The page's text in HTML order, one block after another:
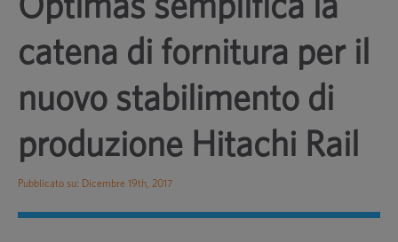
Optimas semplifica la
catena di fornitura per il
nuovo stabilimento di
produzione Hitachi Rail
Pubblicato su: Dicembre 19th, 2017